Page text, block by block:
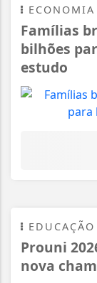
ECONOMIA
Famílias
bilhões
estudo
EDUCAÇÃO
Prouni
nova